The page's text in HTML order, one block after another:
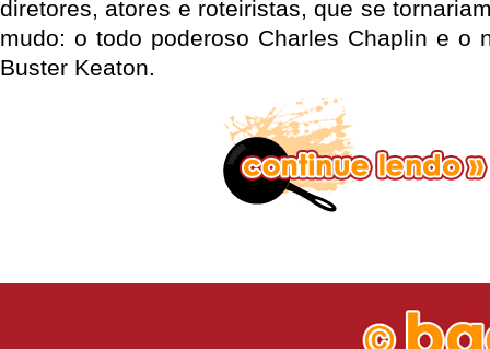
diretores, atores e roteiristas, que se
mudo: o todo poderoso Charles Chaplin e o
Buster Keaton.